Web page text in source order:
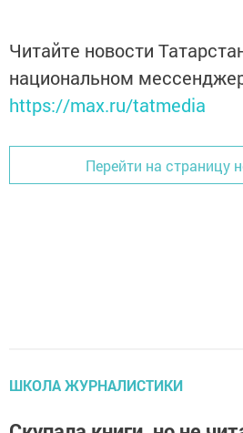
Читайте новости
национальном
https://max.ru/tatmedia
Перейти на страницу
ШКОЛА ЖУРНАЛИСТИКИ